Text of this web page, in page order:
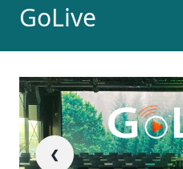
GoLive
❮